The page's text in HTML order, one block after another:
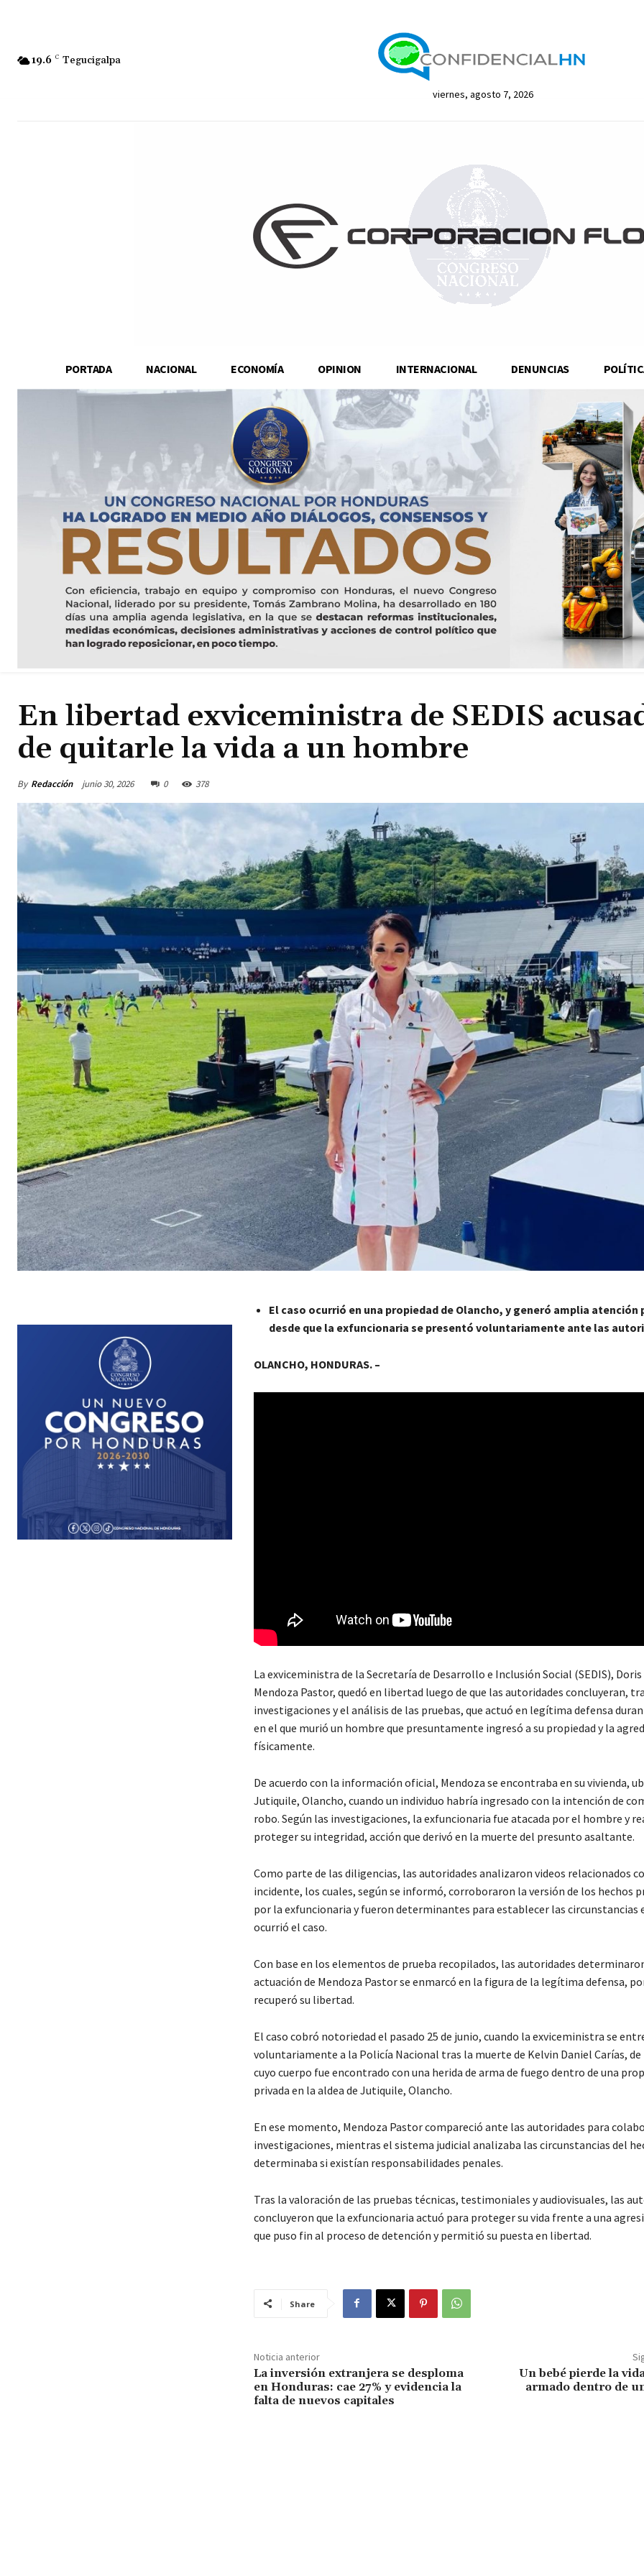
19.6 C Tegucigalpa
viernes, agosto 7, 2026
PORTADA NACIONAL ECONOMÍA OPINION INTERNACIONAL DENUNCIAS
En libertad exviceministra de SEDIS
de quitarle la vida a un hombre
By Redacción junio 30, 2026 0 378
El caso ocurrió en una propiedad de Olancho, y generó amplia atención
desde que la exfuncionaria se presentó voluntariamente ante las
OLANCHO, HONDURAS. –
La exviceministra de la Secretaría de Desarrollo e Inclusión Social (SEDIS),
Mendoza Pastor, quedó en libertad luego de que las autoridades concluyeran,
investigaciones y el análisis de las pruebas, que actuó en legítima defensa
en el que murió un hombre que presuntamente ingresó a su propiedad y la
físicamente.
De acuerdo con la información oficial, Mendoza se encontraba en su vivienda,
Jutiquile, Olancho, cuando un individuo habría ingresado con la intención de
robo. Según las investigaciones, la exfuncionaria fue atacada por el hombre y
proteger su integridad, acción que derivó en la muerte del presunto asaltante.
Como parte de las diligencias, las autoridades analizaron videos relacionados
incidente, los cuales, según se informó, corroboraron la versión de los hechos
por la exfuncionaria y fueron determinantes para establecer las circunstancias
ocurrió el caso.
Con base en los elementos de prueba recopilados, las autoridades
actuación de Mendoza Pastor se enmarcó en la figura de la legítima defensa,
recuperó su libertad.
El caso cobró notoriedad el pasado 25 de junio, cuando la exviceministra se
voluntariamente a la Policía Nacional tras la muerte de Kelvin Daniel Carías, de
cuyo cuerpo fue encontrado con una herida de arma de fuego dentro de una
privada en la aldea de Jutiquile, Olancho.
En ese momento, Mendoza Pastor compareció ante las autoridades para
investigaciones, mientras el sistema judicial analizaba las circunstancias del
determinaba si existían responsabilidades penales.
Tras la valoración de las pruebas técnicas, testimoniales y audiovisuales, las
concluyeron que la exfuncionaria actuó para proteger su vida frente a una
que puso fin al proceso de detención y permitió su puesta en libertad.
Share
Noticia anterior
La inversión extranjera se desploma
en Honduras: cae 27% y evidencia la
falta de nuevos capitales
Un bebé pierde la
armado dentro de